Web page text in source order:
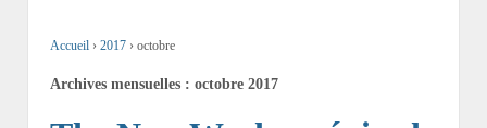
Accueil › 2017 › octobre
Archives mensuelles : octobre 2017